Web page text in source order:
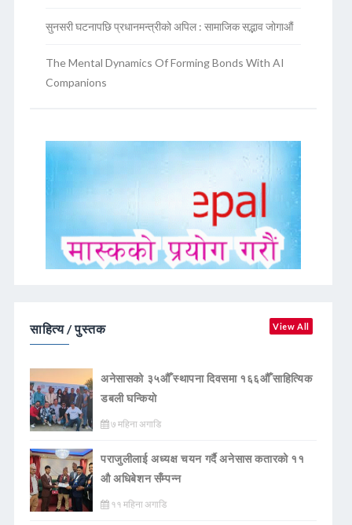
सुनसरी घटनापछि प्रधानमन्त्रीको अपिल : सामाजिक सद्भाव जोगाऔं
The Mental Dynamics Of Forming Bonds With AI
Companions
साहित्य / पुस्तक View All
अनेसासको ३५औँ स्थापना दिवसमा १६६औँ साहित्यिक
डबली घन्कियाे
७ महिना अगाडि
पराजुलीलाई अध्यक्ष चयन गर्दै अनेसास कतारको ११
औ अधिबेशन सँम्पन्न
११ महिना अगाडि